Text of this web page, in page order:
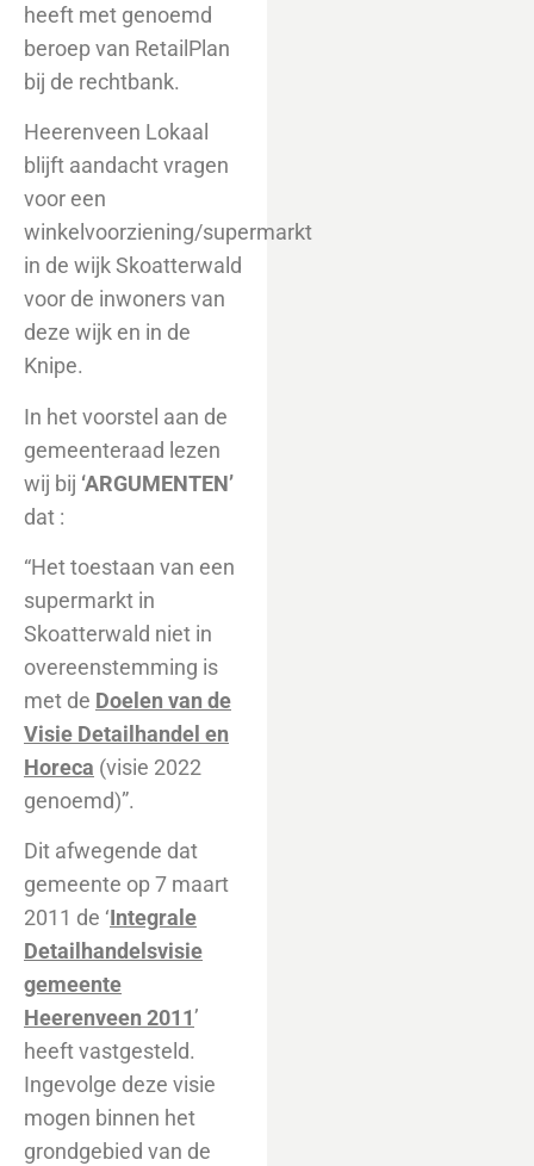
heeft met genoemd
beroep van RetailPlan
bij de rechtbank.
Heerenveen Lokaal
blijft aandacht vragen
voor een
winkelvoorziening/supermarkt
in de wijk Skoatterwald
voor de inwoners van
deze wijk en in de
Knipe.
In het voorstel aan de
gemeenteraad lezen
wij bij ‘ARGUMENTEN’
dat :
“Het toestaan van een
supermarkt in
Skoatterwald niet in
overeenstemming is
met de Doelen van de
Visie Detailhandel en
Horeca (visie 2022
genoemd)”.
Dit afwegende dat
gemeente op 7 maart
2011 de ‘Integrale
Detailhandelsvisie
gemeente
Heerenveen 2011’
heeft vastgesteld.
Ingevolge deze visie
mogen binnen het
grondgebied van de